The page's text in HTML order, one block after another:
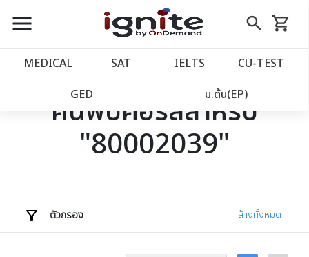
close
account_balance หน้าแรก
เว็บไซต์อิกไนท์
โปรโมชั่น
account_circle เข้าสู่ระบบ
menu search
Skip
to
shopping_cart
รถเข็น
MEDICAL SAT IELTS CU‑TEST
GED ม.ต้น(EP)
ค้นพบคอร์สสำหรับ
"80002039"
ตัวกรอง ล้างทั้งหมด